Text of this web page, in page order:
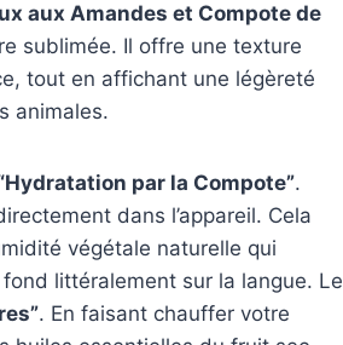
aux Amandes et Compote de
sublimée. Il offre une texture
tout en affichant une légèreté
animales.
par la Compote”.
dans l’appareil. Cela
végétale naturelle qui
fond littéralement sur la langue. Le
. En faisant chauffer votre